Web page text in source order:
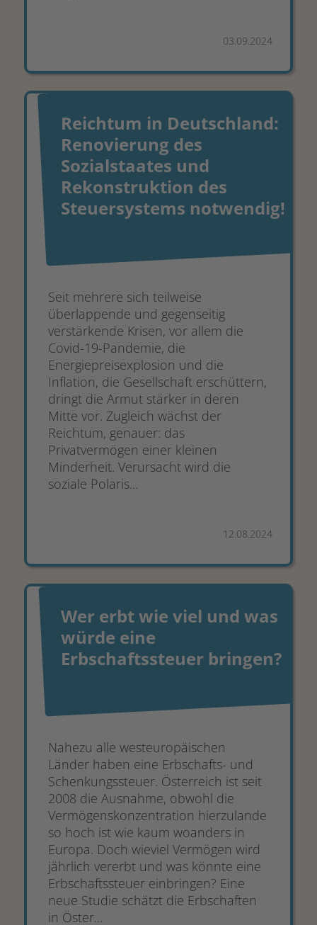
03.09.2024
Reichtum in Deutschland:
Renovierung des
Sozialstaates und
Rekonstruktion des
Steuersystems notwendig!
Seit mehrere sich teilweise
überlappende und gegenseitig
verstärkende Krisen, vor allem die
Covid-19-Pandemie, die
Energiepreisexplosion und die
Inflation, die Gesellschaft erschüttern,
dringt die Armut stärker in deren
Mitte vor. Zugleich wächst der
Reichtum, genauer: das
Privatvermögen einer kleinen
Minderheit. Verursacht wird die
soziale Polaris...
12.08.2024
Wer erbt wie viel und was
würde eine
Erbschaftssteuer bringen?
Nahezu alle westeuropäischen
Länder haben eine Erbschafts- und
Schenkungssteuer. Österreich ist seit
2008 die Ausnahme, obwohl die
Vermögenskonzentration hierzulande
so hoch ist wie kaum woanders in
Europa. Doch wieviel Vermögen wird
jährlich vererbt und was könnte eine
Erbschaftssteuer einbringen? Eine
neue Studie schätzt die Erbschaften
in Öster...